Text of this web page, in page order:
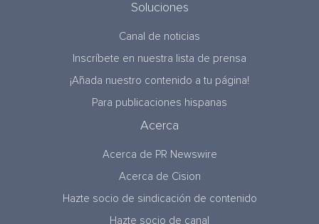
Soluciones
Canal de noticias
Inscríbete en nuestra lista de prensa
¡Añada nuestro contenido a tu página!
Para publicaciones hispanas
Acerca
Acerca de PR Newswire
Acerca de Cision
Hazte socio de sindicación de contenido
Hazte socio de canal